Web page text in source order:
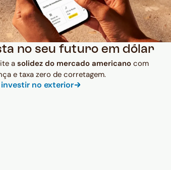
no seu futuro em dólar
asolidez do mercado americanocom
e taxa zero de corretagem.
no exterior